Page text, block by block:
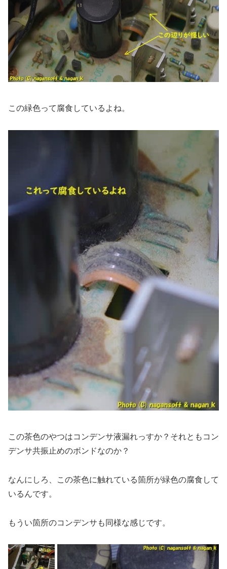
この緑色って腐食しているよね。
この茶色のやつはコンデンサ液漏れっすか？それともコン
デンサ共振止めのボンドなのか？
なんにしろ、この茶色に触れている箇所が緑色の腐食して
いるんです。
もうい箇所のコンデンサも同様な感じです。